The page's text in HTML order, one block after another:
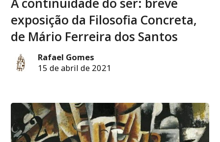
exposição da Filosofia Concreta,
de Mário Ferreira dos Santos
Rafael Gomes
15 de abril de 2021